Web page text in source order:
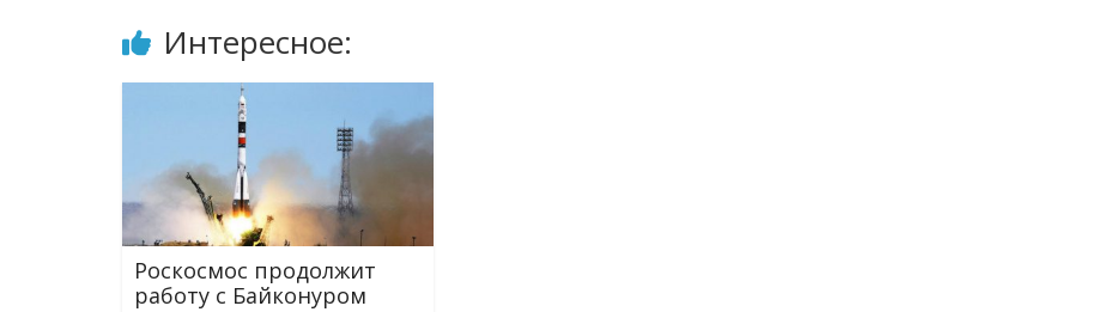
Интересное:
Роскосмос продолжит
работу с Байконуром